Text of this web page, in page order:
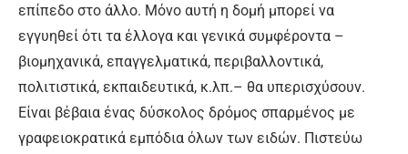
επίπεδο στο άλλο. Μόνο αυτή η δομή μπορεί να
εγγυηθεί ότι τα έλλογα και γενικά συμφέροντα –
βιομηχανικά, επαγγελματικά, περιβαλλοντικά,
πολιτιστικά, εκπαιδευτικά, κ.λπ.– θα υπερισχύσουν.
Είναι βέβαια ένας δύσκολος δρόμος σπαρμένος με
γραφειοκρατικά εμπόδια όλων των ειδών. Πιστεύω